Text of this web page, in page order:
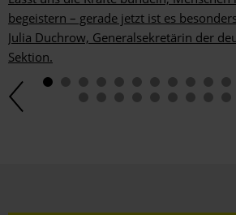
begeistern – gerade jetzt ist es
Julia Duchrow, Generalsekretärin der
Sektion.